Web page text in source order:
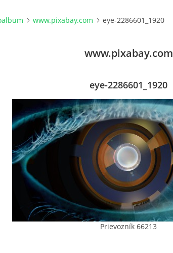
www.pixabay.com eye-2286601_1920
www.pixabay.com
eye-2286601_1920
Prievozník 66213